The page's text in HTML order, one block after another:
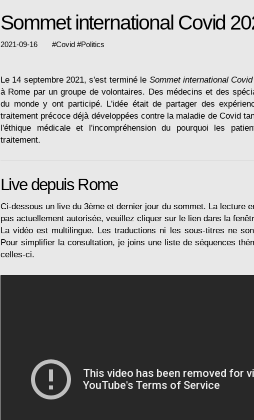
Sommet international Covid
2021-09-16 #Covid #Politics
Le 14 septembre 2021, s'est terminé le Sommet international Covid
à Rome par un groupe de volontaires. Des médecins et des
du monde y ont participé. L'idée était de partager des
traitement précoce déjà développées contre la maladie de Covid
l'éthique médicale et l'incompréhension du pourquoi les
traitement.
Live depuis Rome
Ci-dessous un live du 3ème et dernier jour du sommet. La lecture
pas actuellement autorisée, veuillez cliquer sur le lien dans la
La vidéo est multilingue. Les traductions ni les sous-titres ne
Pour simplifier la consultation, je joins une liste de séquences
celles-ci.